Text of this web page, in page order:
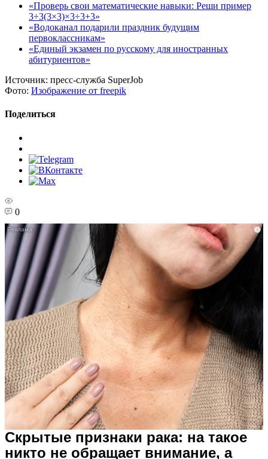
«Проверь свои математические навыки: Реши пример
3÷3(3×3)×3÷3+3»
«Водоканал подарили праздник будущим
первоклассникам»
«Единый экзамен по русскому для иностранных
абитуриентов»
Источник: пресс-служба SuperJob
Фото: Изображение от freepik
Поделиться
0
i
Скрытые признаки рака: на такое
никто не обращает внимание, а